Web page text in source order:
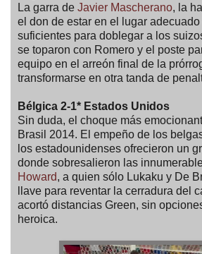
La garra de Javier Mascherano, la
el don de estar en el lugar
suficientes para doblegar a los
se toparon con Romero y el poste
equipo en el arreón final de la
transformarse en otra tanda de
Bélgica 2-1* Estados Unidos
Sin duda, el choque más
Brasil 2014. El empeño de los
los estadounidenses ofrecieron un
donde sobresalieron las
Howard, a quien sólo Lukaku y De
llave para reventar la cerradura del
acortó distancias Green, sin
heroica.